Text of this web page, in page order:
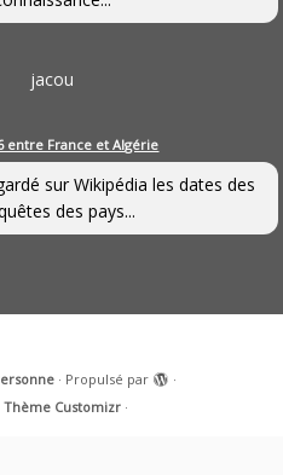
jacou
entre France et Algérie
sur Wikipédia les dates des
des pays...
· Propulsé par
·
Thème Customizr ·